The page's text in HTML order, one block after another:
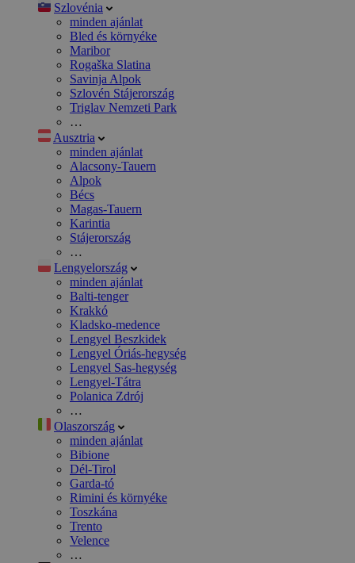
Szlovénia
minden ajánlat
Bled és környéke
Maribor
Rogaška Slatina
Savinja Alpok
Szlovén Stájerország
Triglav Nemzeti Park
…
Ausztria
minden ajánlat
Alacsony-Tauern
Alpok
Bécs
Magas-Tauern
Karintia
Stájerország
…
Lengyelország
minden ajánlat
Balti-tenger
Krakkó
Kladsko-medence
Lengyel Beszkidek
Lengyel Óriás-hegység
Lengyel Sas-hegység
Lengyel-Tátra
Polanica Zdrój
…
Olaszország
minden ajánlat
Bibione
Dél-Tirol
Garda-tó
Rimini és környéke
Toszkána
Trento
Velence
…